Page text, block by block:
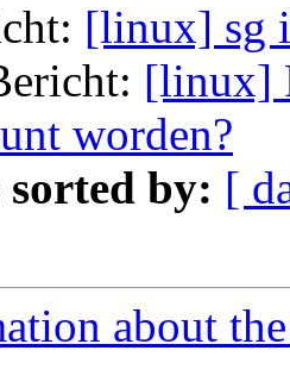
[linux] sg
[linux]
worden?
sorted by: [
about